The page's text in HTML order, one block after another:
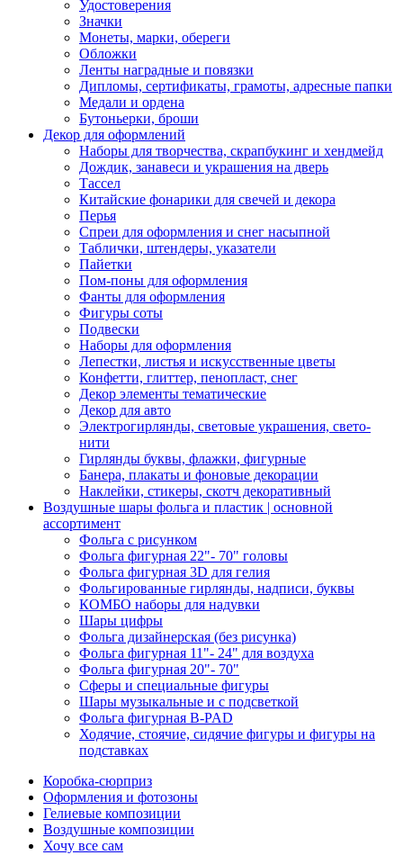
Удостоверения
Значки
Монеты, марки, обереги
Обложки
Ленты наградные и повязки
Дипломы, сертификаты, грамоты, адресные папки
Медали и ордена
Бутоньерки, броши
Декор для оформлений
Наборы для творчества, скрапбукинг и хендмейд
Дождик, занавеси и украшения на дверь
Тассел
Китайские фонарики для свечей и декора
Перья
Спреи для оформления и снег насыпной
Таблички, штендеры, указатели
Пайетки
Пом-поны для оформления
Фанты для оформления
Фигуры соты
Подвески
Наборы для оформления
Лепестки, листья и искусственные цветы
Конфетти, глиттер, пенопласт, снег
Декор элементы тематические
Декор для авто
Электрогирлянды, световые украшения, свето-
нити
Гирлянды буквы, флажки, фигурные
Банера, плакаты и фоновые декорации
Наклейки, стикеры, скотч декоративный
Воздушные шары фольга и пластик | основной
ассортимент
Фольга с рисунком
Фольга фигурная 22"- 70" головы
Фольга фигурная 3D для гелия
Фольгированные гирлянды, надписи, буквы
КОМБО наборы для надувки
Шары цифры
Фольга дизайнерская (без рисунка)
Фольга фигурная 11"- 24" для воздуха
Фольга фигурная 20"- 70"
Сферы и специальные фигуры
Шары музыкальные и с подсветкой
Фольга фигурная B-PAD
Ходячие, стоячие, сидячие фигуры и фигуры на
подставках
Коробка-сюрприз
Оформления и фотозоны
Гелиевые композиции
Воздушные композиции
Хочу все сам